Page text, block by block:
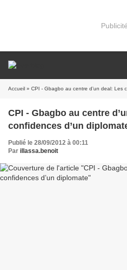
Publicité
Accueil » CPI - Gbagbo au centre d’un deal: Les
CPI - Gbagbo au centre
confidences d’un
Publié le 28/09/2012 à 00:11
Par illassa.benoit